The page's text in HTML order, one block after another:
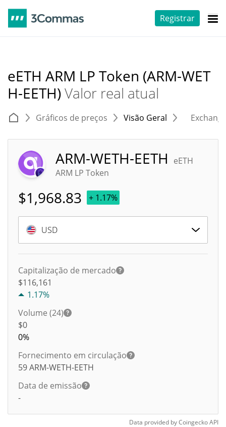
Registrar
eETH ARM LP Token (ARM-WET
H-EETH)Valor real atual
Gráficos de preços Visão Geral
ARM-WETH-EETH
eETH
ARM LP Token
$1,968.83 + 1.17%
USD
Capitalização de mercado
$116,161
1.17%
Volume (24)
$0
0%
Fornecimento em circulação
59ARM-WETH-EETH
Data de emissão
-
Data provided byCoingeckoAPI